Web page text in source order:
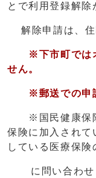
とで利用登録解除
解除申請は、住
※下市町では
せん。
※郵送での申
※国民健康保険
保険に加入されて
している医療保険
に問い合わせ